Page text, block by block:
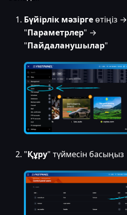
Бүйірлік мәзіргеөтіңіз →
"Параметрлер" →
"Пайдаланушылар"
"Құру" түймесін басыңыз